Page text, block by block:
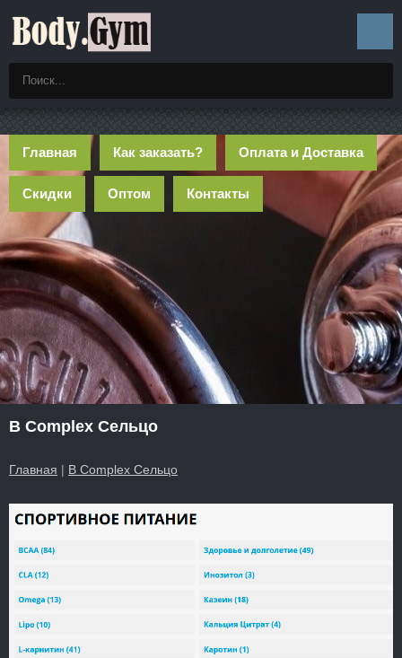
Главная Как заказать? Оплата и Доставка
Скидки Оптом Контакты
B Complex Сельцо
Главная | B Complex Сельцо